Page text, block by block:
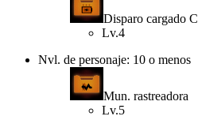
Disparo cargado C
Lv.4
Nvl. de personaje: 10 o menos
Mun. rastreadora
Lv.5